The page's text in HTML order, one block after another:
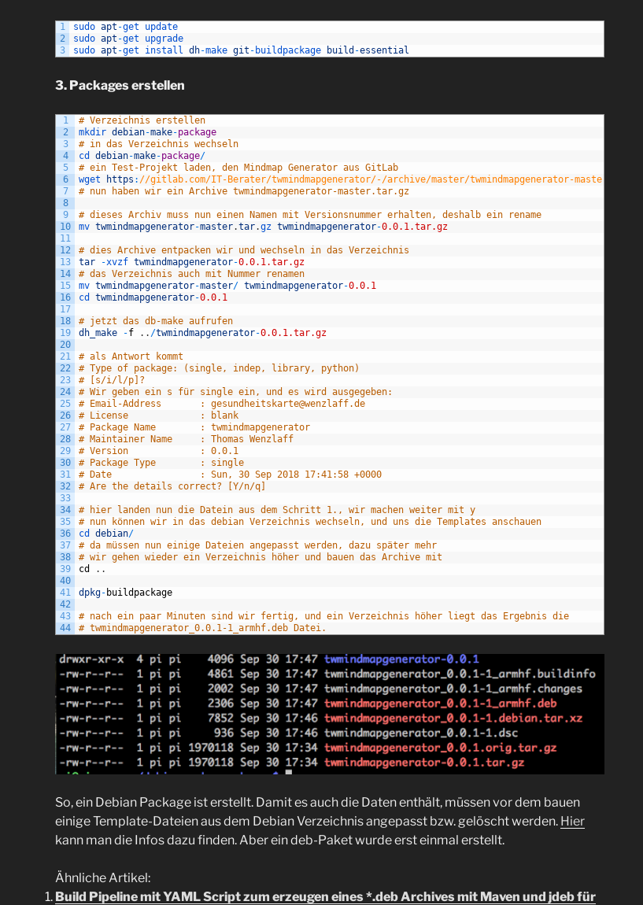
1
2
3
sudo apt -get update
sudo apt -get upgrade
sudo apt -get install dh-make git - buildpackage build -essential
3. Packages erstellen
1
2
3
4
5
6
7
8
9
10
11
12
13
14
15
16
17
18
19
20
21
22
23
24
25
26
27
28
29
30
31
32
33
34
35
36
37
38
39
40
41
42
43
44
# Verzeichnis erstellen
mkdir debian-make-package
# in das Verzeichnis wechseln
cd debian-make-package/
# ein Test-Projekt laden, den Mindmap Generator aus GitLab
wget
https : //gitlab.com/IT-Berater/twmindmapgenerator/-/archive/master/twmindmapgenerator-master.tar.gz
# nun haben wir ein Archive twmindmapgenerator-master.tar.gz
# dieses Archiv muss nun einen Namen mit Versionsnummer erhalten, deshalb ein rename
mv twmindmapgenerator-master.tar.gz twmindmapgenerator-0.0.1.tar.gz
# dies Archive entpacken wir und wechseln in das Verzeichnis
tar
-xvzf twmindmapgenerator-0.0.1.tar.gz
# das Verzeichnis auch mit Nummer renamen
mv twmindmapgenerator-master/ twmindmapgenerator-0.0.1
cd twmindmapgenerator-0.0.1
# jetzt das db-make aufrufen
dh_make
-f . . /twmindmapgenerator-0.0.1.tar.gz
# als Antwort kommt
# Type of package: (single, indep, library, python)
# [s/i/l/p]?
# Wir geben ein s für single ein, und es wird ausgegeben:
# Email-Address       : gesundheitskarte@wenzlaff.de
# License             : blank
# Package Name        : twmindmapgenerator
# Maintainer Name     : Thomas Wenzlaff
# Version             : 0.0.1
# Package Type        : single
# Date                : Sun, 30 Sep 2018 17:41:58 +0000
# Are the details correct? [Y/n/q]
# hier landen nun die Datein aus dem Schritt 1., wir machen weiter mit y
# nun können wir in das debian Verzeichnis wechseln, und uns die Templates anschauen
cd debian/
# da müssen nun einige Dateien angepasst werden, dazu später mehr
# wir gehen wieder ein Verzeichnis höher und bauen das Archive mit
cd
. .
dpkg- buildpackage
# nach ein paar Minuten sind wir fertig, und ein Verzeichnis höher liegt das Ergebnis die
# twmindmapgenerator_0.0.1-1_armhf.deb Datei.
So, ein Debian Package ist erstellt. Damit es auch die Daten enthält, müssen vor dem bauen
einige Template-Dateien aus dem Debian Verzeichnis angepasst bzw. gelöscht werden. Hier
kann man die Infos dazu finden. Aber ein deb-Paket wurde erst einmal erstellt.
Ähnliche Artikel:
Build Pipeline mit YAML Script zum erzeugen eines *.deb Archives mit Maven und jdeb für